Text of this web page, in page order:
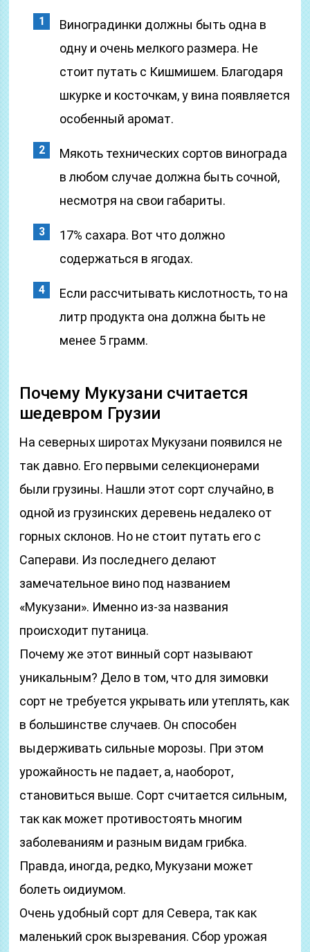
Виноградинки должны быть одна в
одну и очень мелкого размера. Не
стоит путать с Кишмишем. Благодаря
шкурке и косточкам, у вина появляется
особенный аромат.
Мякоть технических сортов винограда
в любом случае должна быть сочной,
несмотря на свои габариты.
17% сахара. Вот что должно
содержаться в ягодах.
Если рассчитывать кислотность, то на
литр продукта она должна быть не
менее 5 грамм.
Почему Мукузани считается
шедевром Грузии
На северных широтах Мукузани появился не
так давно. Его первыми селекционерами
были грузины. Нашли этот сорт случайно, в
одной из грузинских деревень недалеко от
горных склонов. Но не стоит путать его с
Саперави. Из последнего делают
замечательное вино под названием
«Мукузани». Именно из-за названия
происходит путаница.
Почему же этот винный сорт называют
уникальным? Дело в том, что для зимовки
сорт не требуется укрывать или утеплять, как
в большинстве случаев. Он способен
выдерживать сильные морозы. При этом
урожайность не падает, а, наоборот,
становиться выше. Сорт считается сильным,
так как может противостоять многим
заболеваниям и разным видам грибка.
Правда, иногда, редко, Мукузани может
болеть оидиумом.
Очень удобный сорт для Севера, так как
маленький срок вызревания. Сбор урожая